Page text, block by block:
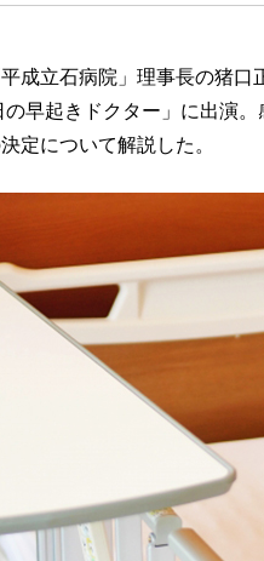
成立石病院」理事長の猪
早起きドクター」に出演
定について解説した。